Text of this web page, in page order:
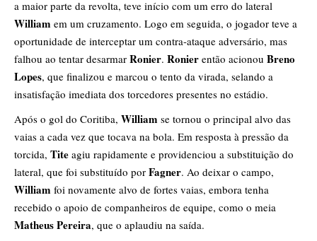
a maior parte da revolta, teve início com um erro do lateral
William em um cruzamento. Logo em seguida, o jogador teve a
oportunidade de interceptar um contra-ataque adversário, mas
falhou ao tentar desarmar Ronier. Ronier então acionou Breno
Lopes, que finalizou e marcou o tento da virada, selando a
insatisfação imediata dos torcedores presentes no estádio.
Após o gol do Coritiba, William se tornou o principal alvo das
vaias a cada vez que tocava na bola. Em resposta à pressão da
torcida, Tite agiu rapidamente e providenciou a substituição do
lateral, que foi substituído por Fagner. Ao deixar o campo,
William foi novamente alvo de fortes vaias, embora tenha
recebido o apoio de companheiros de equipe, como o meia
Matheus Pereira, que o aplaudiu na saída.